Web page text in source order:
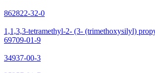
862822-32-0
1,1,3,3-tetramethyl-2- (3- (trimethoxysilyl)
69709-01-9
34937-00-3